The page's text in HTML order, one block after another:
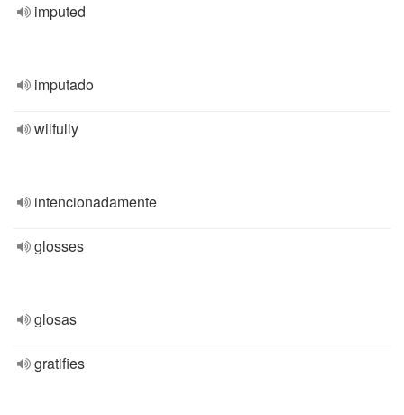
imputed
imputado
wilfully
intencionadamente
glosses
glosas
gratifies